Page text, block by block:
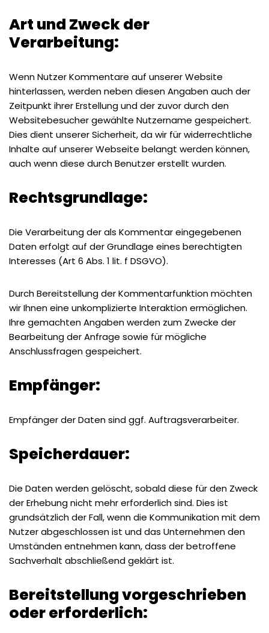
Art und Zweck der
Verarbeitung:
Wenn Nutzer Kommentare auf unserer Website
hinterlassen, werden neben diesen Angaben auch der
Zeitpunkt ihrer Erstellung und der zuvor durch den
Websitebesucher gewählte Nutzername gespeichert.
Dies dient unserer Sicherheit, da wir für widerrechtliche
Inhalte auf unserer Webseite belangt werden können,
auch wenn diese durch Benutzer erstellt wurden.
Rechtsgrundlage:
Die Verarbeitung der als Kommentar eingegebenen
Daten erfolgt auf der Grundlage eines berechtigten
Interesses (Art 6 Abs. 1 lit. f DSGVO).
Durch Bereitstellung der Kommentarfunktion möchten
wir Ihnen eine unkomplizierte Interaktion ermöglichen.
Ihre gemachten Angaben werden zum Zwecke der
Bearbeitung der Anfrage sowie für mögliche
Anschlussfragen gespeichert.
Empfänger:
Empfänger der Daten sind ggf. Auftragsverarbeiter.
Speicherdauer:
Die Daten werden gelöscht, sobald diese für den Zweck
der Erhebung nicht mehr erforderlich sind. Dies ist
grundsätzlich der Fall, wenn die Kommunikation mit dem
Nutzer abgeschlossen ist und das Unternehmen den
Umständen entnehmen kann, dass der betroffene
Sachverhalt abschließend geklärt ist.
Bereitstellung vorgeschrieben
oder erforderlich: